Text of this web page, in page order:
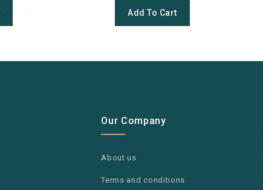
Add To Cart
Our Company
About us
Terms and conditions